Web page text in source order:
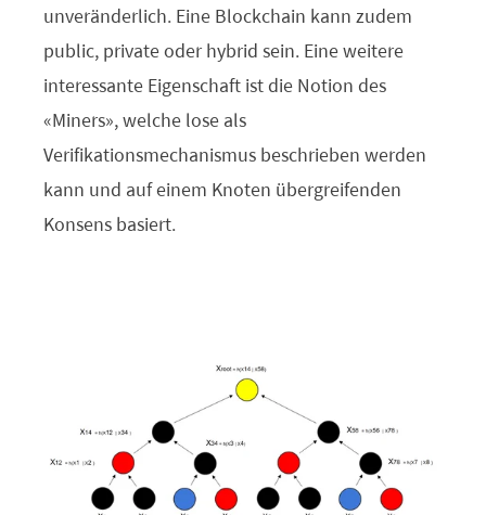
unveränderlich. Eine Blockchain kann zudem
public, private oder hybrid sein. Eine weitere
interessante Eigenschaft ist die Notion des
«Miners», welche lose als
Verifikationsmechanismus beschrieben werden
kann und auf einem Knoten übergreifenden
Konsens basiert.